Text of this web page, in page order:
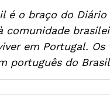
é o braço do
comunidade
em Portugal.
português do